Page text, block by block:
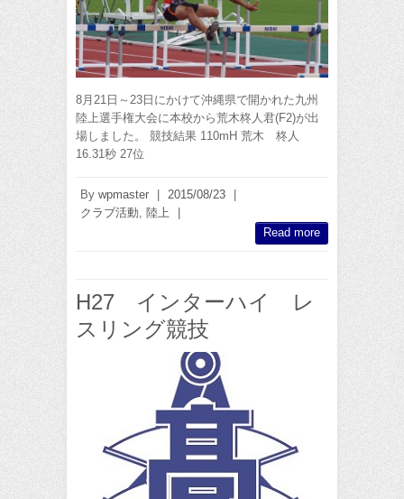
8月21日～23日にかけて沖縄県で開かれた九州
陸上選手権大会に本校から荒木柊人君(F2)が出
場しました。 競技結果 110mH 荒木 柊人
16.31秒 27位
By wpmaster 2015/08/23
クラブ活動, 陸上
Read more
H27 インターハイ レ
スリング競技